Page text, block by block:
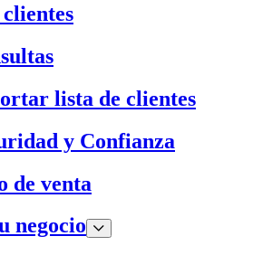
lista de clientes
y Confianza
de venta
negocio